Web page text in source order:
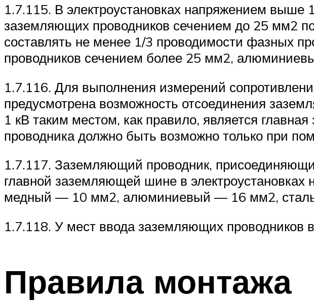
1.7.115. В электроустановках напряжением
заземляющих проводников сечением до 25 мм2
составлять не менее 1/3 проводимости фазных
проводников сечением более 25 мм2,
1.7.116. Для выполнения измерений
предусмотрена возможность отсоединения
1 кВ таким местом, как правило, является
проводника должно быть возможно только при
1.7.117. Заземляющий проводник,
главной заземляющей шине в
медный — 10 мм2, алюминиевый — 16 мм2,
1.7.118. У мест ввода заземляющих проводников
Правила монтажа